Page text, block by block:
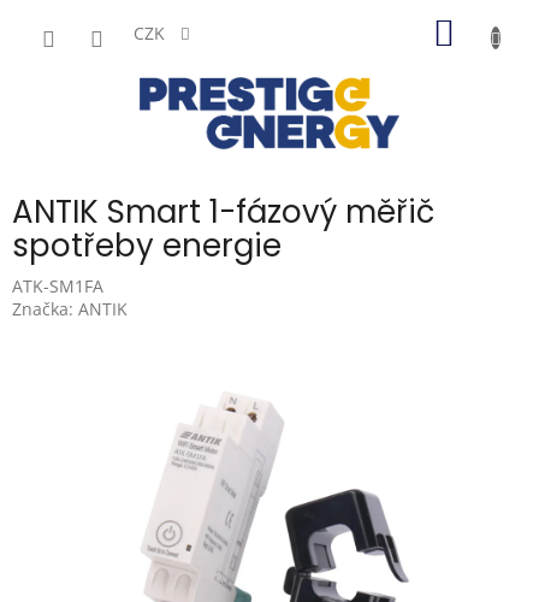
CZK
ANTIK Smart 1-fázový měřič
spotřeby energie
ATK-SM1FA
Značka: ANTIK